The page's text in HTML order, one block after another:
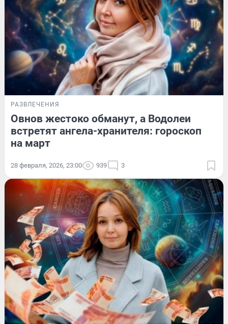
РАЗВЛЕЧЕНИЯ
Овнов жестоко обманут, а Водолеи
встретят ангела-хранителя: гороскоп
на март
28 февраля, 2026, 23:00 939 3